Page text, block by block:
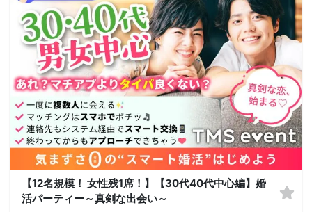
【12名規模！ 女性残1席！】【30代40代中心編】婚
活パーティー～真剣な出会い～